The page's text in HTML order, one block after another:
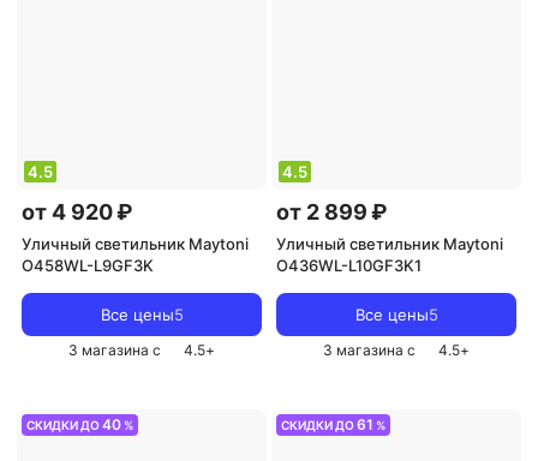
4.5
от 4 920 ₽
Уличный светильник Maytoni
O458WL-L9GF3K
Все цены5
3 магазина с 4.5+
4.5
от 2 899 ₽
Уличный светильник Maytoni
O436WL-L10GF3K1
Все цены5
3 магазина с 4.5+
СКИДКИ ДО40 % СКИДКИ ДО61 %